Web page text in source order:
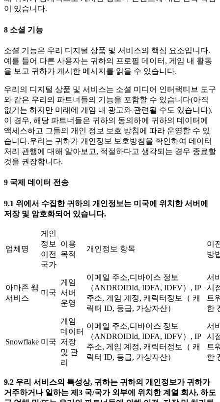
이 있습니다.
8 소셜 기능
소셜 기능은 우리 디지털 상품 및 서비스의 핵심 요소입니다.
예를 들어 다른 사용자는 귀하의 프로필 데이터, 게임 내 활동
을 보고 귀하가 게시한 메시지를 읽을 수 있습니다.
우리의 디지털 상품 및 서비스는 소셜 미디어 인터랙티브 도구
와 같은 우리의 파트너들의 기능을 포함할 수 있습니다(아직
없기는 하지만 미래에 게임 내 광고와 관련될 수도 있습니다).
이 경우, 해당 파트너들은 귀하의 동의하에 귀하의 데이터에
액세스하고 그들의 개인 정보 보호 방침에 따라 운영할 수 있
습니다.우리는 귀하가 개인정보 보호방침을 확인하여 데이터
처리 관행에 대해 알아보고, 적절하다고 생각되는 경우 종료할
것을 권장합니다.
9 국제 데이터 전송
9.1 위에서 수집한 귀하의 개인정보는 미국에 위치한 서버에
저장 및 암호화되어 있습니다.
업체명
게인
정보
이전
국가
이용
목적
개인정보 항목
이
방
아마존 웹
서비스
미국
게임
서버
운영
이메일 주소,디바이스 정보
（ANDROIDId, IDFA, IDFV）, IP
주소, 게임 계정, 캐릭터정보（ 캐
릭터 ID, 등급, 가상자산）
서
시
트
한
Snowflake 미국
게임
데이터
저장
및 관
리
이메일 주소,디바이스 정보
（ANDROIDId, IDFA, IDFV）, IP
주소, 게임 계정, 캐릭터정보（ 캐
릭터 ID, 등급, 가상자산）
서
시
트
한
9.2 우리 서비스의 특성상, 귀하는 귀하의 개인정보가 귀하가
거주하거나 일하는 제 3 국/국가 외부에 위치한 계열 회사, 하도